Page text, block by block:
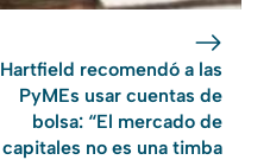
Hartfield recomendó a las
PyMEs usar cuentas de
bolsa: “El mercado de
capitales no es una timba